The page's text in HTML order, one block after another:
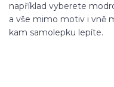
například vyberete
a vše mimo motiv i vně
kam samolepku lepíte.